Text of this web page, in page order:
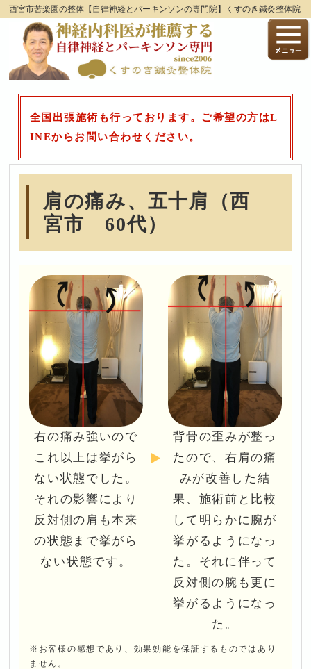
西宮市苦楽園の整体【自律神経とパーキンソンの専門院】くすのき鍼灸整体院
全国出張施術も行っております。ご希望の方はL
INEからお問い合わせください。
肩の痛み、五十肩（西
宮市 60代）
右の痛み強いので
これ以上は挙がら
ない状態でした。
それの影響により
反対側の肩も本来
の状態まで挙がら
ない状態です。
背骨の歪みが整っ
たので、右肩の痛
みが改善した結
果、施術前と比較
して明らかに腕が
挙がるようになっ
た。それに伴って
反対側の腕も更に
挙がるようになっ
た。
※お客様の感想であり、効果効能を保証するものではあり
ません。